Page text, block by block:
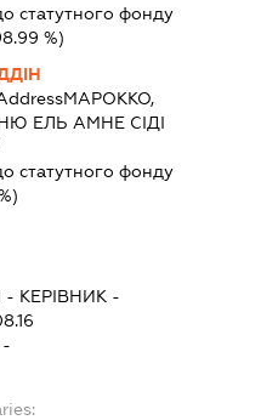
статутного фонду
%)
МАРОККО,
ЕЛЬ АМНЕ СІДІ
статутного фонду
- КЕРІВНИК -
-